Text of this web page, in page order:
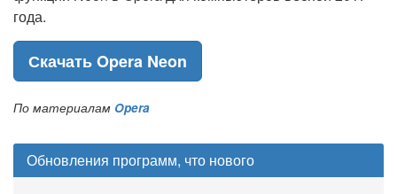
года.
Скачать Opera Neon
По материалам Opera
Обновления программ, что нового